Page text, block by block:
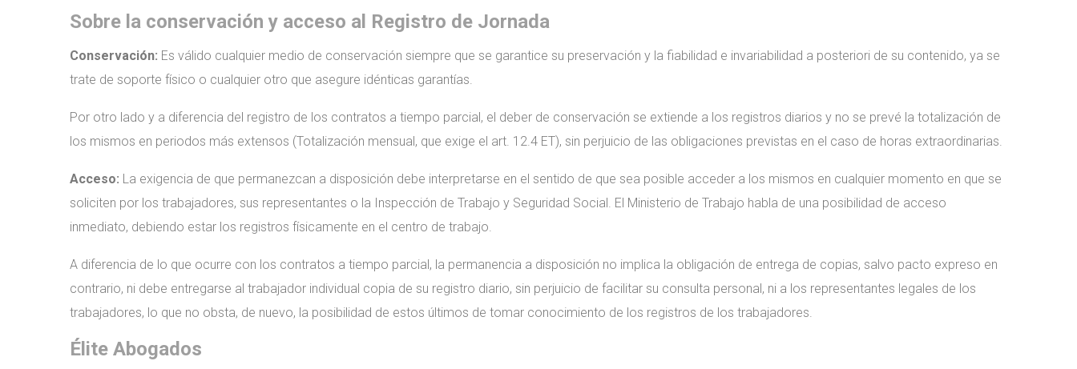
Sobre la conservación y acceso al Registro de Jornada
Conservación: Es válido cualquier medio de conservación siempre que se garantice su preservación y la fiabilidad e invariabilidad a posteriori de su contenido, ya se
trate de soporte físico o cualquier otro que asegure idénticas garantías.
Por otro lado y a diferencia del registro de los contratos a tiempo parcial, el deber de conservación se extiende a los registros diarios y no se prevé la totalización de
los mismos en periodos más extensos (Totalización mensual, que exige el art. 12.4 ET), sin perjuicio de las obligaciones previstas en el caso de horas extraordinarias.
Acceso: La exigencia de que permanezcan a disposición debe interpretarse en el sentido de que sea posible acceder a los mismos en cualquier momento en que se
soliciten por los trabajadores, sus representantes o la Inspección de Trabajo y Seguridad Social. El Ministerio de Trabajo habla de una posibilidad de acceso
inmediato, debiendo estar los registros físicamente en el centro de trabajo.
A diferencia de lo que ocurre con los contratos a tiempo parcial, la permanencia a disposición no implica la obligación de entrega de copias, salvo pacto expreso en
contrario, ni debe entregarse al trabajador individual copia de su registro diario, sin perjuicio de facilitar su consulta personal, ni a los representantes legales de los
trabajadores, lo que no obsta, de nuevo, la posibilidad de estos últimos de tomar conocimiento de los registros de los trabajadores.
Élite Abogados